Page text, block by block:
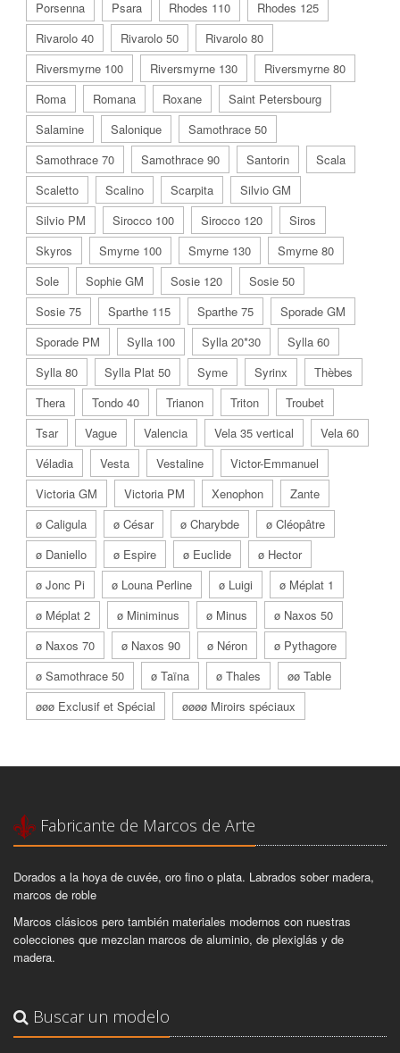
Porsenna
Psara Rhodes 110
Rhodes 125
Rivarolo 40
Rivarolo 50
Rivarolo 80
Riversmyrne 100
Riversmyrne 130
Riversmyrne 80
Roma
Romana Roxane
Saint Petersbourg
Salamine
Salonique
Samothrace 50
Samothrace 70
Samothrace 90 Santorin
Scala
Scaletto
Scalino Scarpita
Silvio GM
Silvio PM
Sirocco 100 Sirocco 120
Siros
Skyros
Smyrne 100 Smyrne 130
Smyrne 80
Sole
Sophie GM Sosie 120
Sosie 50
Sosie 75
Sparthe 115 Sparthe 75
Sporade GM
Sporade PM
Sylla 100 Sylla 20*30
Sylla 60
Sylla 80
Sylla Plat 50 Syme Syrinx
Thèbes
Thera
Tondo 40 Trianon Triton
Troubet
Tsar
Vague Valencia Vela 35 vertical
Vela 60
Véladia
Vesta Vestaline
Victor-Emmanuel
Victoria GM
Victoria PM Xenophon
Zante
ø Caligula
ø César ø Charybde
ø Cléopâtre
ø Daniello
ø Espire ø Euclide
ø Hector
ø Jonc Pi
ø Louna Perline ø Luigi
ø Méplat 1
ø Méplat 2
ø Miniminus ø Minus
ø Naxos 50
ø Naxos 70
ø Naxos 90 ø Néron
ø Pythagore
ø Samothrace 50
ø Taïna ø Thales
øø Table
øøø Exclusif et Spécial
øøøø Miroirs spéciaux
Fabricante de Marcos de Arte
Dorados a la hoya de cuvée, oro fino o plata. Labrados sober madera,
marcos de roble
Marcos clásicos pero también materiales modernos con nuestras
colecciones que mezclan marcos de aluminio, de plexiglás y de
madera.
Buscar un modelo